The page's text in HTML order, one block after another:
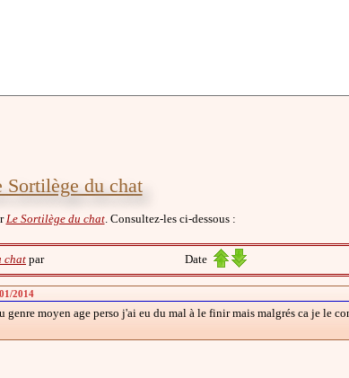
du chat
Le Sortilège du chat. Consultez-les ci-dessous :
chatpar Date
2014
genre moyen age perso j'ai eu du mal à le finir mais malgrés ca je le